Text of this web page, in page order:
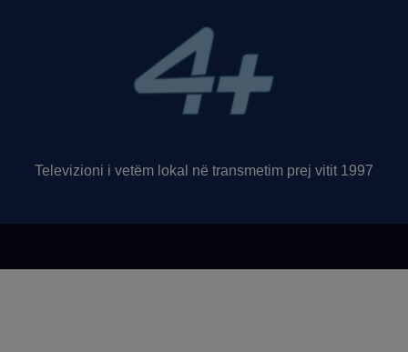
Televizioni i vetëm lokal në transmetim prej vitit 1997